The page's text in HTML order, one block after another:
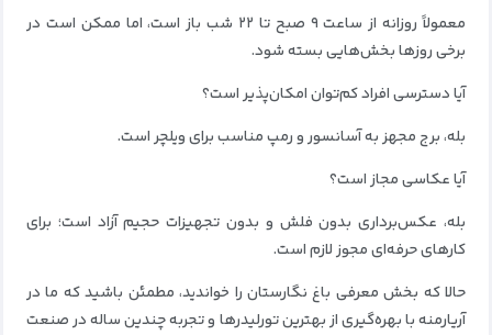
معمولاً روزانه از ساعت ۹ صبح تا ۲۲ شب باز است، اما ممکن است در
برخی روزها بخش‌هایی بسته شود.
آیا دسترسی افراد کم‌توان امکان‌پذیر است؟
بله، برج مجهز به آسانسور و رمپ مناسب برای ویلچر است.
آیا عکاسی مجاز است؟
بله، عکس‌برداری بدون فلش و بدون تجهیزات حجیم آزاد است؛ برای
کارهای حرفه‌ای مجوز لازم است.
حالا که بخش معرفی باغ نگارستان را خواندید، مطمئن باشید که ما در
آریارمنه با بهره‌گیری از بهترین تورلیدرها و تجربه چندین ساله در صنعت